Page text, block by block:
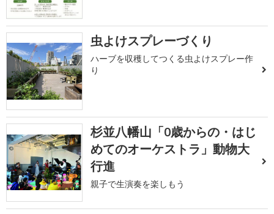
虫よけスプレーづくり
ハーブを収穫してつくる虫よけスプレー作
り
杉並八幡山「0歳からの・はじ
めてのオーケストラ」動物大
行進
親子で生演奏を楽しもう